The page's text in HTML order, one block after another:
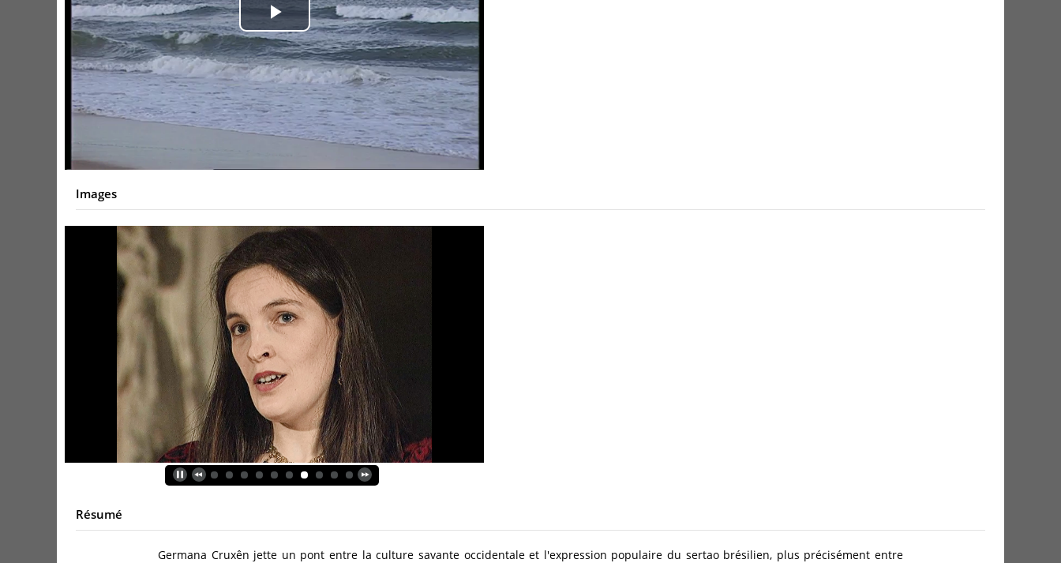
Play
Video
Images
Résumé
Germana Cruxên jette un pont entre la culture savante occidentale et l'expression populaire du sertao brésilien, plus précisément entre